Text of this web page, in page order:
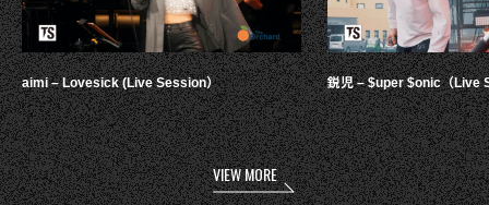
aimi – Lovesick (Live Session） 鋭児 – $uper $onic（Live
VIEW MORE